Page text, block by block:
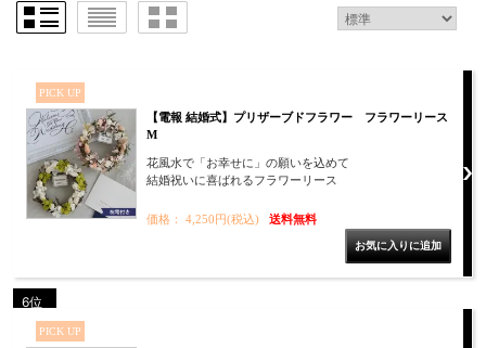
PICK UP
【電報 結婚式】プリザーブドフラワー フラワーリース
M
花風水で「お幸せに」の願いを込めて
結婚祝いに喜ばれるフラワーリース
価格： 4,250円(税込) 送料無料
6位
PICK UP